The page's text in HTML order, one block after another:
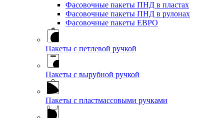
Фасовочные пакеты ПНД в пластах
Фасовочные пакеты ПНД в рулонах
Фасовочные пакеты ЕВРО
Пакеты с петлевой ручкой
Пакеты с вырубной ручкой
Пакеты с пластмассовыми ручками